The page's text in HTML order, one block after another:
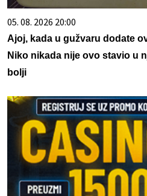
05. 08. 2026 20:00
Ajoj, kada u gužvaru dodate
Niko nikada nije ovo stavio u
bolji